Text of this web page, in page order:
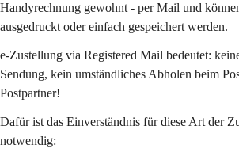
Handyrechnung gewohnt - per Mail und
ausgedruckt oder einfach gespeichert werden.
e-Zustellung via Registered Mail bedeutet:
Sendung, kein umständliches Abholen beim
Postpartner!
Dafür ist das Einverständnis für diese Art der
notwendig: